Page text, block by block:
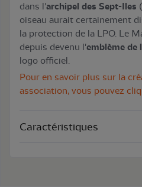
dans l'archipel des Sept-Iles
oiseau aurait certainement
la protection de la LPO. Le
depuis devenu l'emblème de
logo officiel.
Pour en savoir plus sur la
association, vous pouvez
Caractéristiques